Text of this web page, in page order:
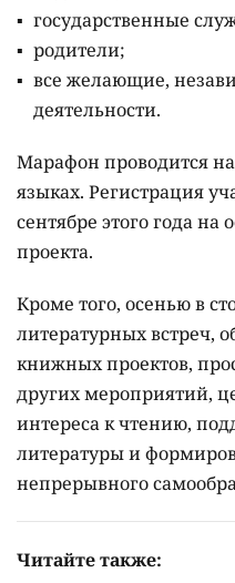
государственные
родители;
все желающие,
деятельности.
Марафон проводится
языках. Регистрация
сентябре этого года
проекта.
Кроме того, осенью в
литературных встреч,
книжных проектов,
других мероприятий,
интереса к чтению,
литературы и
непрерывного
Читайте также: